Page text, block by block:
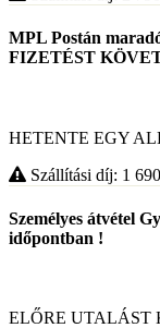
MPL Postán
FIZETÉST
HETENTE EGY
Szállítási díj: 1 690
Személyes átvétel
időpontban !
ELŐRE UTALÁST